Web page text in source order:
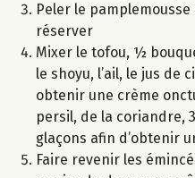
Peler le
réserver
Mixer le tofou, ½
le shoyu, l’ail, le jus de
obtenir une crème
persil, de la coriandre,
glaçons afin d’obtenir
Faire revenir les